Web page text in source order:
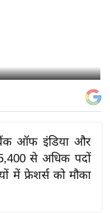
बैंक ऑफ इंडिया और
से अधिक पदों
में फ्रेशर्स को मौका